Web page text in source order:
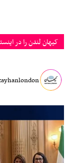
کیهان لندن را در